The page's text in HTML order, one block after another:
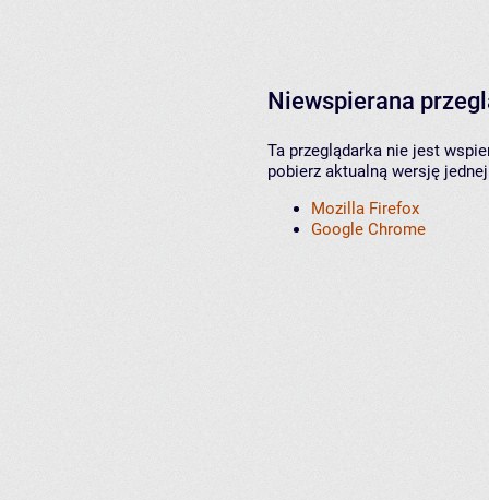
Niewspierana
Ta przeglądarka nie jest
pobierz aktualną wersję
Mozilla Firefox
Google Chrome